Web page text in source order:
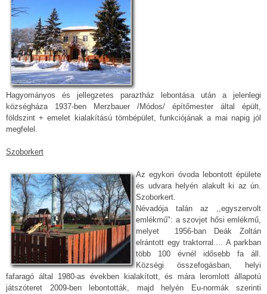
Hagyományos és jellegzetes paraztház lebontása után a jelenlegi
községháza 1937-ben Merzbauer /Módos/ építőmester által épült,
földszint + emelet kialakítású tömbépület, funkciójának a mai napig jól
megfelel.
Szoborkert
Az egykori óvoda lebontott épülete
és udvara helyén alakult ki az ún.
Szoborkert.
Névadója talán az ,,egyszervolt
emlékmű": a szovjet hősi emlékmű,
melyet 1956-ban Deák Zoltán
elrántott egy traktorral.... A parkban
több 100 évnél idősebb fa áll.
Községi összefogásban, helyi
fafaragó által 1980-as években kialakított, és mára leromlott állapotú
játszóteret 2009-ben lebontották, majd helyén Eu-normák szerinti